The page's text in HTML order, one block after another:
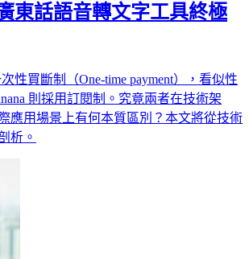
東話語音轉文字工具終極
性買斷制（One-time payment），看似性
則採用訂閱制。究竟兩者在技術架
應用場景上有何本質區別？本文將從技術
析。